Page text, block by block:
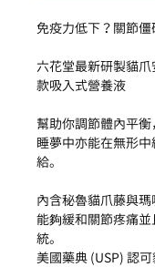
免疫力低下？關節僵
六花堂最新研製貓
款吸入式營養液
幫助你調節體內平
睡夢中亦能在無形
給。
內含秘魯貓爪藤與瑪
能夠緩和關節疼痛
統。
美國藥典 (USP) 認